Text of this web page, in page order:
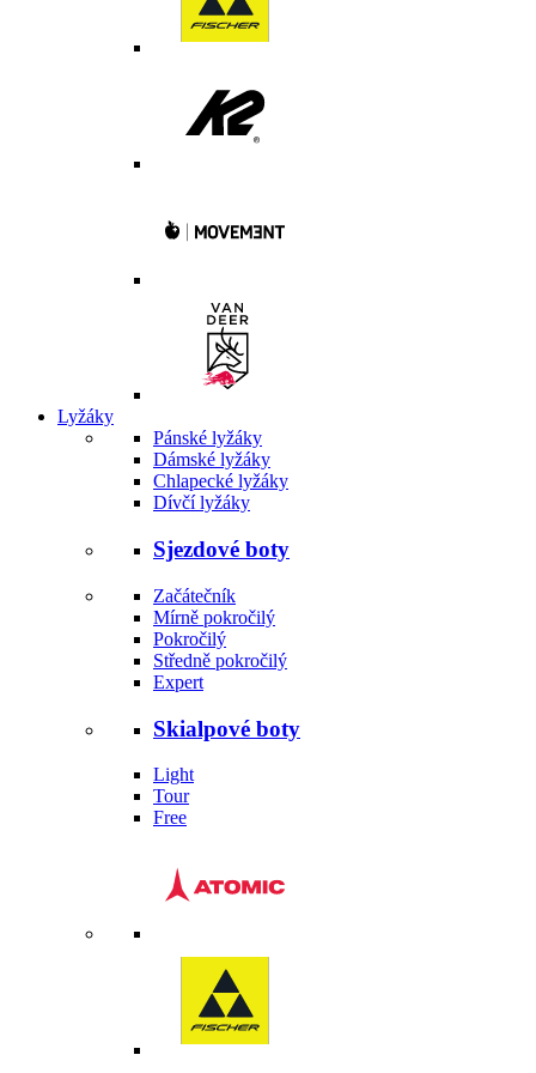
Lyžáky
Pánské lyžáky
Dámské lyžáky
Chlapecké lyžáky
Dívčí lyžáky
Sjezdové boty
Začátečník
Mírně pokročilý
Pokročilý
Středně pokročilý
Expert
Skialpové boty
Light
Tour
Free